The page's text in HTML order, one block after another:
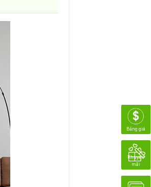
Bảng giá
Khuyến
mãi